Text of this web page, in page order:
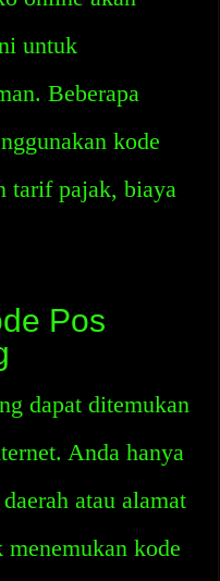
untuk
Beberapa
kode
tarif pajak, biaya
Pos
dapat ditemukan
Anda hanya
atau alamat
kode